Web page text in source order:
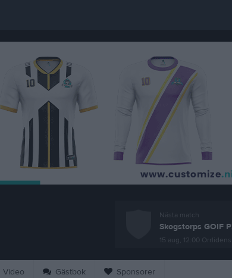
Nästa match
Skogstorps GOIF
15 aug, 12:00 Orrlidens
Video Gästbok Sponsorer